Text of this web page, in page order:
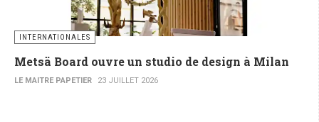
INTERNATIONALES
Metsä Board ouvre un studio de design à Milan
LE MAITRE PAPETIER 23 JUILLET 2026